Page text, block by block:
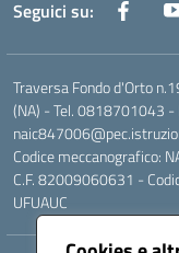
Seguici su:
Traversa Fondo d'Orto
(NA) - Tel. 0818701043
Codice meccanografico:
C.F. 82009060631 -
UFUAUC